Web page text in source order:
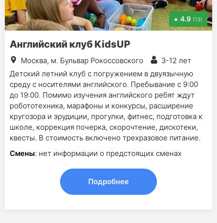
4.9 (13)
Английский клуб KidsUP
Москва, м. Бульвар Рокоссовского
3-12 лет
Детский летний клуб с погружением в двуязычную
среду с носителями английского. Пребывание с 9:00
до 19:00. Помимо изучения английского ребят ждут
робототехника, марафоны и конкурсы, расширение
кругозора и эрудиции, прогулки, фитнес, подготовка к
школе, коррекция почерка, скорочтение, дискотеки,
квесты. В стоимость включено трехразовое питание.
Смены: нет информации о предстоящих сменах
Подробнее